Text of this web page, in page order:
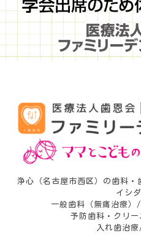
浄心（名古屋市西区）の歯科
イシダ
一般歯科（無痛治療
予防歯科・クリ
入れ歯治